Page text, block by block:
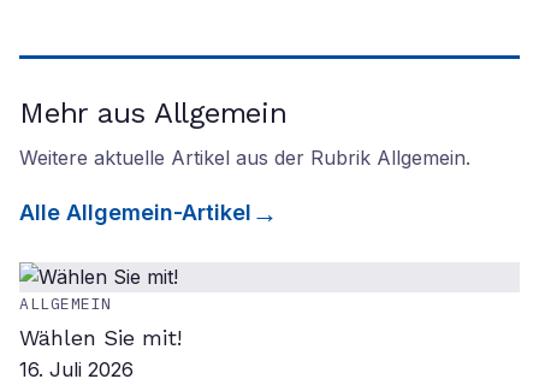
Mehr aus Allgemein
Weitere aktuelle Artikel aus der Rubrik Allgemein.
Alle Allgemein-Artikel
ALLGEMEIN
Wählen Sie mit!
16. Juli 2026